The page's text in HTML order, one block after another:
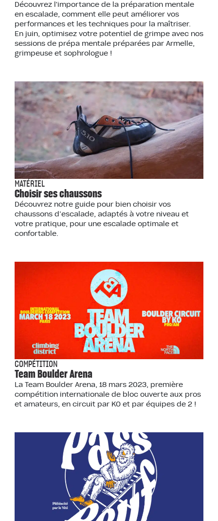
Découvrez l'importance de la préparation mentale
en escalade, comment elle peut améliorer vos
performances et les techniques pour la maîtriser.
En juin, optimisez votre potentiel de grimpe avec nos
sessions de prépa mentale préparées par Armelle,
grimpeuse et sophrologue !
MATÉRIEL
Choisir ses chaussons
Découvrez notre guide pour bien choisir vos
chaussons d’escalade, adaptés à votre niveau et
votre pratique, pour une escalade optimale et
confortable.
COMPÉTITION
Team Boulder Arena
La Team Boulder Arena, 18 mars 2023, première
compétition internationale de bloc ouverte aux pros
et amateurs, en circuit par KO et par équipes de 2 !